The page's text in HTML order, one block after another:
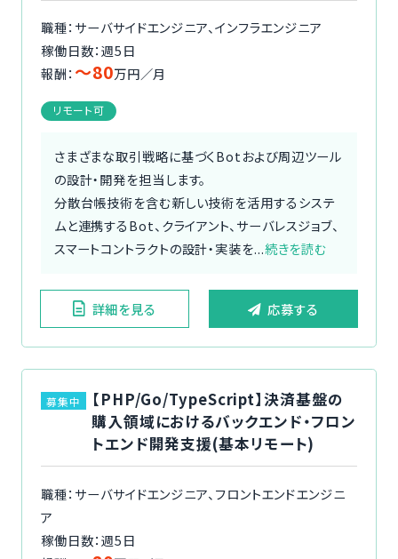
職種：サーバサイドエンジニア、インフラエンジニア
稼働日数：週5日
報酬： 〜80万円／月
リモート可
さまざまな取引戦略に基づくBotおよび周辺ツール
の設計・開発を担当します。
分散台帳技術を含む新しい技術を活用するシステ
ムと連携するBot、クライアント、サーバレスジョブ、
スマートコントラクトの設計・実装を...続きを読む
詳細を見る 応募する
募集中
【PHP/Go/TypeScript】決済基盤の
購入領域におけるバックエンド・フロン
トエンド開発支援(基本リモート)
職種：サーバサイドエンジニア、フロントエンドエンジニ
ア
稼働日数：週5日